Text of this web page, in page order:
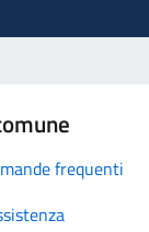
frequenti